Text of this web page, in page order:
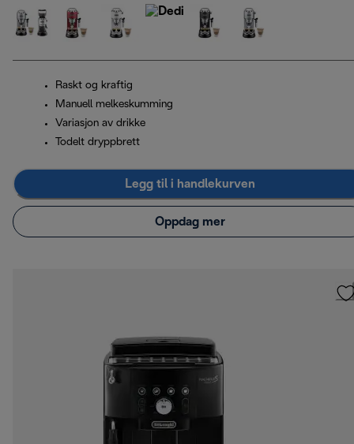
Raskt og kraftig
Manuell melkeskumming
Variasjon av drikke
Todelt dryppbrett
Legg til i handlekurven
Oppdag mer